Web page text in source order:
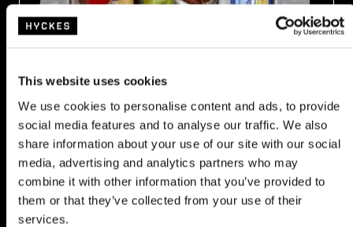
This website uses cookies
We use cookies to personalise content and ads, to provide
social media features and to analyse our traffic. We also
share information about your use of our site with our social
media, advertising and analytics partners who may
combine it with other information that you’ve provided to
them or that they’ve collected from your use of their
services.
Das große und leicht zugängliche Kühlfach bietet Platz für die
Nutzung mit zwei bis drei Personen.